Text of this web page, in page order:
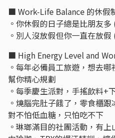
■ Work-Life Balance 的休假
。你休假的日子總是比朋友
。別人沒放假但你一直在放
■ High Energy Level and
。每年必備員工旅遊，想去
幫你精心規劃
。每季慶生派對，手搖飲料+
。燒腦完肚子餓了，零食櫃
對不怕低血糖，只怕吃不下
。琳瑯滿目的社團活動，有